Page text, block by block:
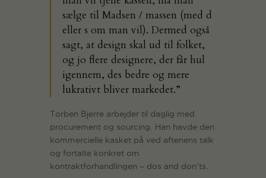
sælge til Madsen / massen (med d
eller s om man vil). Dermed også
sagt, at design skal ud til folket,
og jo flere designere, der får hul
igennem, des bedre og mere
lukrativt bliver markedet.”
Torben Bjerre arbejder til daglig med
procurement og sourcing. Han havde den
kommercielle kasket på ved aftenens talk
og fortalte konkret om
kontraktforhandlingen – dos and don’ts.